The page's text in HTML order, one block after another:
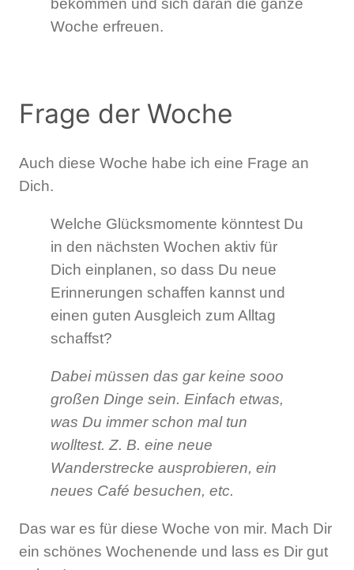
bekommen und sich daran die ganze
Woche erfreuen.
Frage der Woche
Auch diese Woche habe ich eine Frage an
Dich.
Welche Glücksmomente könntest Du
in den nächsten Wochen aktiv für
Dich einplanen, so dass Du neue
Erinnerungen schaffen kannst und
einen guten Ausgleich zum Alltag
schaffst?
Dabei müssen das gar keine sooo
großen Dinge sein. Einfach etwas,
was Du immer schon mal tun
wolltest. Z. B. eine neue
Wanderstrecke ausprobieren, ein
neues Café besuchen, etc.
Das war es für diese Woche von mir. Mach Dir
ein schönes Wochenende und lass es Dir gut